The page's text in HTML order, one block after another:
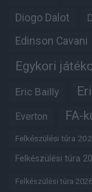
Diogo Dalot
Edinson Cavani
Egykori
Eric Bailly
Everton FA-
Felkészülési túra
Felkészülési túra
Felkészülési túra 2026